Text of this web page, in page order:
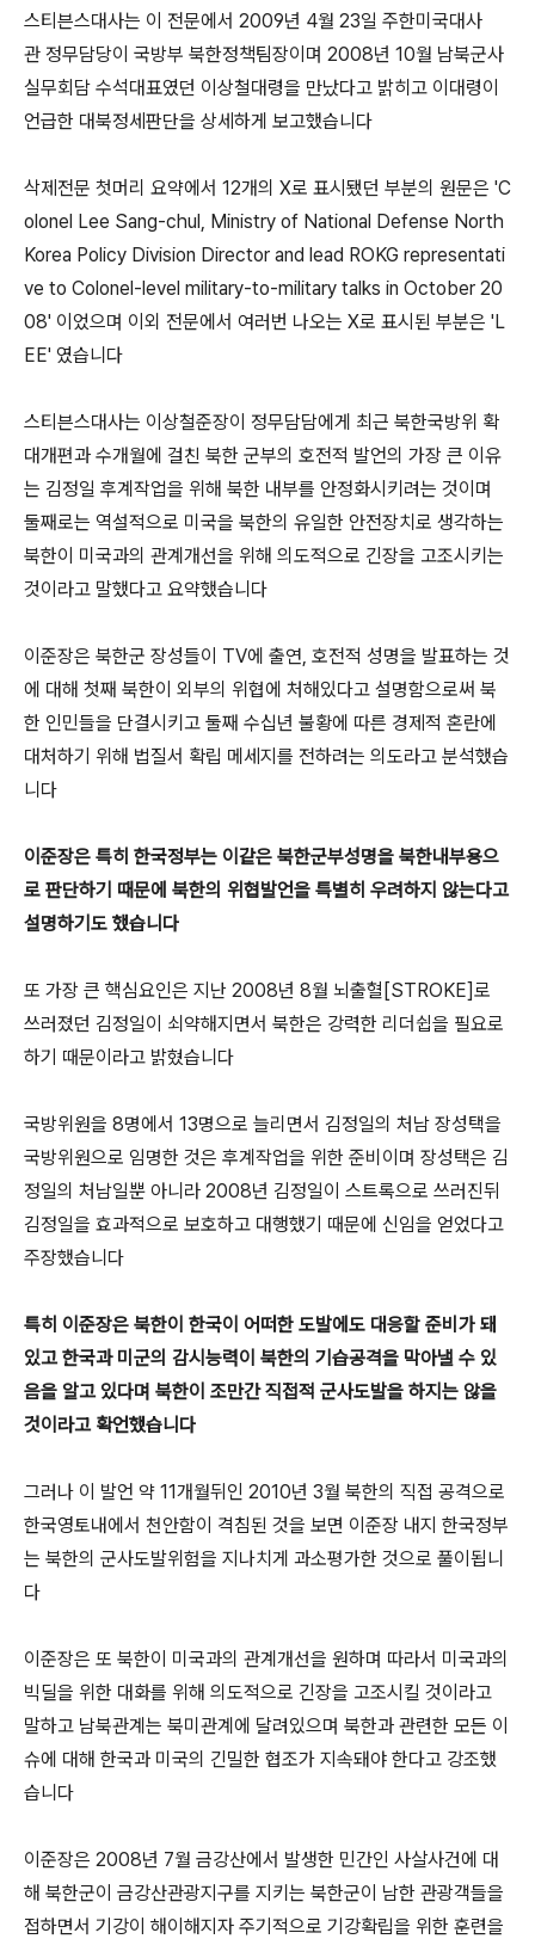
스티븐스대사는 이 전문에서 2009년 4월 23일 주한미국대사
관 정무담당이 국방부 북한정책팀장이며 2008년 10월 남북군사
실무회담 수석대표였던 이상철대령을 만났다고 밝히고 이대령이
언급한 대북정세판단을 상세하게 보고했습니다
삭제전문 첫머리 요약에서 12개의 X로 표시됐던 부분의 원문은 'C
olonel Lee Sang-chul, Ministry of National Defense North
Korea Policy Division Director and lead ROKG representati
ve to Colonel-level military-to-military talks in October 20
08' 이었으며 이외 전문에서 여러번 나오는 X로 표시된 부분은 'L
EE' 였습니다
스티븐스대사는 이상철준장이 정무담담에게 최근 북한국방위 확
대개편과 수개월에 걸친 북한 군부의 호전적 발언의 가장 큰 이유
는 김정일 후계작업을 위해 북한 내부를 안정화시키려는 것이며
둘째로는 역설적으로 미국을 북한의 유일한 안전장치로 생각하는
북한이 미국과의 관계개선을 위해 의도적으로 긴장을 고조시키는
것이라고 말했다고 요약했습니다
이준장은 북한군 장성들이 TV에 출연, 호전적 성명을 발표하는 것
에 대해 첫째 북한이 외부의 위협에 처해있다고 설명함으로써 북
한 인민들을 단결시키고 둘째 수십년 불황에 따른 경제적 혼란에
대처하기 위해 법질서 확립 메세지를 전하려는 의도라고 분석했습
니다
이준장은 특히 한국정부는 이같은 북한군부성명을 북한내부용으
로 판단하기 때문에 북한의 위협발언을 특별히 우려하지 않는다고
설명하기도 했습니다
또 가장 큰 핵심요인은 지난 2008년 8월 뇌출혈[STROKE]로
쓰러졌던 김정일이 쇠약해지면서 북한은 강력한 리더쉽을 필요로
하기 때문이라고 밝혔습니다
국방위원을 8명에서 13명으로 늘리면서 김정일의 처남 장성택을
국방위원으로 임명한 것은 후계작업을 위한 준비이며 장성택은 김
정일의 처남일뿐 아니라 2008년 김정일이 스트록으로 쓰러진뒤
김정일을 효과적으로 보호하고 대행했기 때문에 신임을 얻었다고
주장했습니다
특히 이준장은 북한이 한국이 어떠한 도발에도 대응할 준비가 돼
있고 한국과 미군의 감시능력이 북한의 기습공격을 막아낼 수 있
음을 알고 있다며 북한이 조만간 직접적 군사도발을 하지는 않을
것이라고 확언했습니다
그러나 이 발언 약 11개월뒤인 2010년 3월 북한의 직접 공격으로
한국영토내에서 천안함이 격침된 것을 보면 이준장 내지 한국정부
는 북한의 군사도발위험을 지나치게 과소평가한 것으로 풀이됩니
다
이준장은 또 북한이 미국과의 관계개선을 원하며 따라서 미국과의
빅딜을 위한 대화를 위해 의도적으로 긴장을 고조시킬 것이라고
말하고 남북관계는 북미관계에 달려있으며 북한과 관련한 모든 이
슈에 대해 한국과 미국의 긴밀한 협조가 지속돼야 한다고 강조했
습니다
이준장은 2008년 7월 금강산에서 발생한 민간인 사살사건에 대
해 북한군이 금강산관광지구를 지키는 북한군이 남한 관광객들을
접하면서 기강이 해이해지자 주기적으로 기강확립을 위한 훈련을